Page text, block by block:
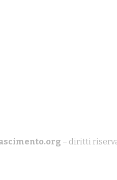
– diritti